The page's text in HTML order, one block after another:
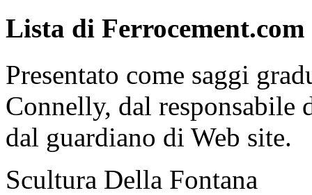
Lista di
Presentato come saggi
Connelly, dal responsabile
dal guardiano di Web site.
Scultura Della Fontana